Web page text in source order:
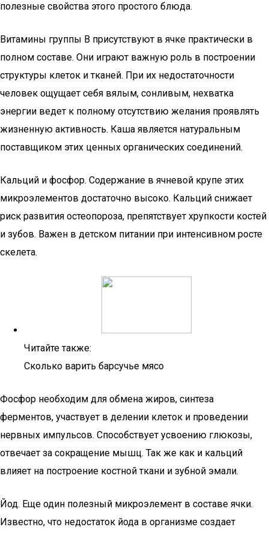
полезные свойства этого простого блюда.
Витамины группы В присутствуют в ячке практически в
полном составе. Они играют важную роль в построении
структуры клеток и тканей. При их недостаточности
человек ощущает себя вялым, сонливым, нехватка
энергии ведет к полному отсутствию желания проявлять
жизненную активность. Каша является натуральным
поставщиком этих ценных органических соединений.
Кальций и фосфор. Содержание в ячневой крупе этих
микроэлементов достаточно высоко. Кальций снижает
риск развития остеопороза, препятствует хрупкости костей
и зубов. Важен в детском питании при интенсивном росте
скелета.
Читайте также:
Сколько варить барсучье мясо
Фосфор необходим для обмена жиров, синтеза
ферментов, участвует в делении клеток и проведении
нервных импульсов. Способствует усвоению глюкозы,
отвечает за сокращение мышц. Так же как и кальций
влияет на построение костной ткани и зубной эмали.
Йод. Еще один полезный микроэлемент в составе ячки.
Известно, что недостаток йода в организме создает